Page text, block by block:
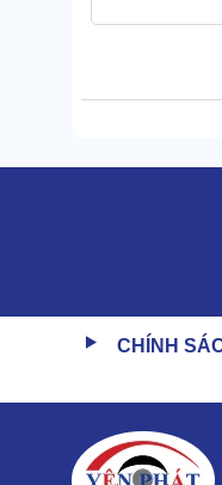
Thay vì chỉ
Vì tách biệt
CHÍNH